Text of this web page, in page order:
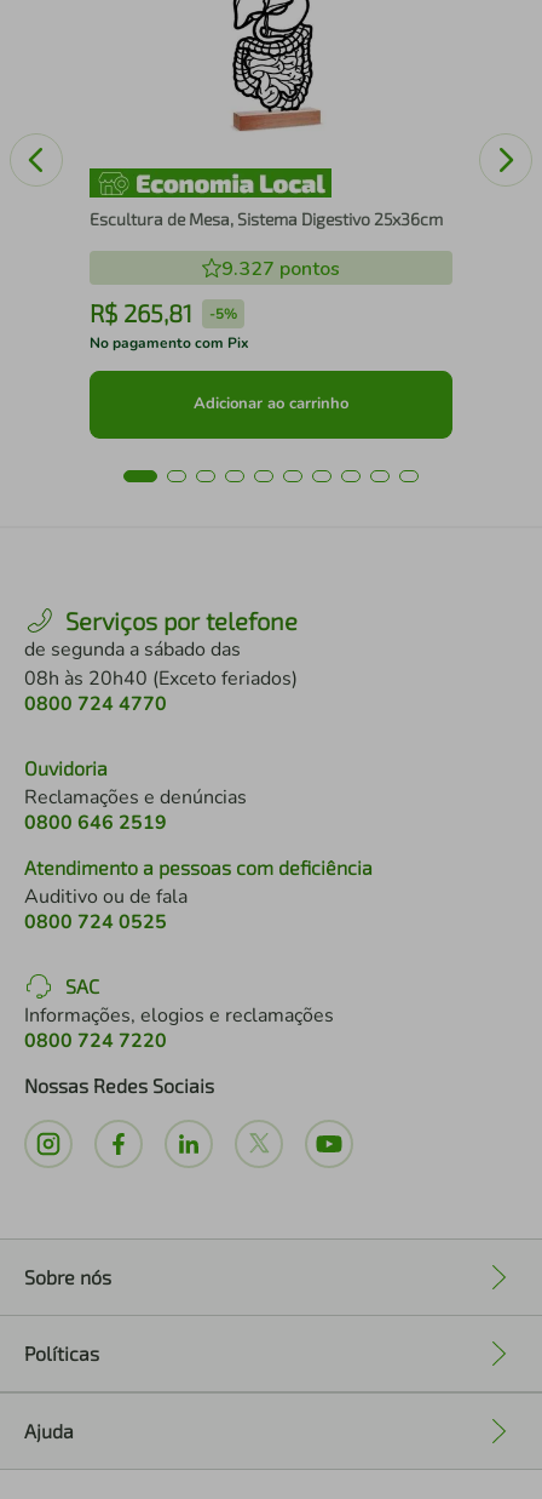
Escultura de Mesa, Sistema Digestivo 25x36cm
9.327 pontos
R$ 265,81 -5%
No pagamento com Pix
Adicionar ao carrinho
Serviços por telefone
de segunda a sábado das
08h às 20h40 (Exceto feriados)
0800 724 4770
Ouvidoria
Reclamações e denúncias
0800 646 2519
Atendimento a pessoas com deficiência
Auditivo ou de fala
0800 724 0525
SAC
Informações, elogios e reclamações
0800 724 7220
Nossas Redes Sociais
Sobre nós
Políticas
Ajuda